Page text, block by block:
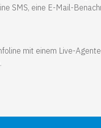
SMS, eine E-Mail-
mit einem Live-